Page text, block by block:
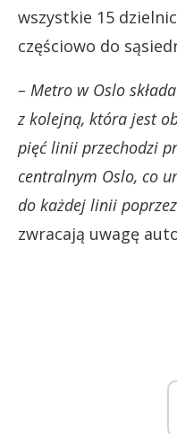
wszystkie 15
częściowo do
– Metro w Oslo
z kolejną, która jest
pięć linii przechodzi
centralnym Oslo, co
do każdej linii
zwracają uwagę